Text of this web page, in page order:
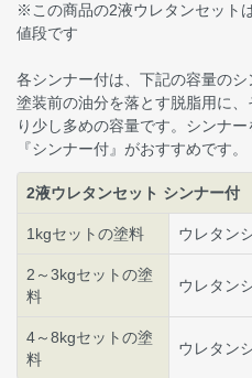
※この商品の2液ウレタンセット
値段です
各シンナー付は、下記の容量のシ
塗装前の油分を落とす脱脂用に
り少し多めの容量です。シンナ
『シンナー付』がおすすめです。
2液ウレタンセット シンナー付
1kgセットの塗料 ウレタン
2～3kgセットの塗
料
ウレタン
4～8kgセットの塗
料
ウレタン